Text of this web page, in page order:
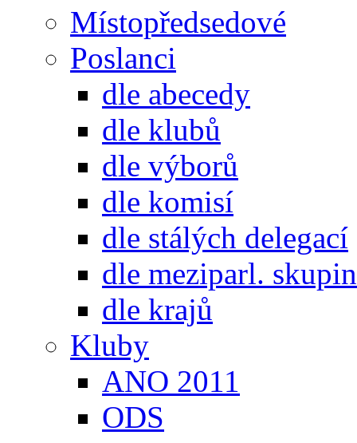
Místopředsedové
Poslanci
dle abecedy
dle klubů
dle výborů
dle komisí
dle stálých delegací
dle meziparl. skupin
dle krajů
Kluby
ANO 2011
ODS